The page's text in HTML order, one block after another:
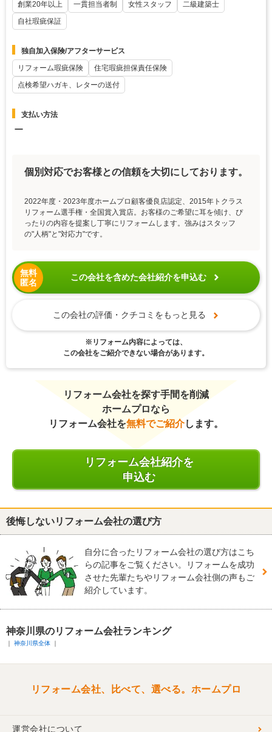
創業20年以上
一貫担当者制 女性スタッフ
二級建築士
自社瑕疵保証
独自加入保険/アフターサービス
リフォーム瑕疵保険
住宅瑕疵担保責任保険
点検希望ハガキ、レターの送付
支払い方法
ー
個別対応でお客様との信頼を大切にしております。
2022年度・2023年度ホームプロ顧客優良店認定、2015年トクラス
リフォーム選手権・全国賞入賞店。お客様のご希望に耳を傾け、ぴ
ったりの内容を提案し丁寧にリフォームします。強みはスタッフ
の"人柄"と"対応力"です。
無料
匿名
この会社を含めた会社紹介を申込む
この会社の評価・クチコミをもっと見る
※リフォーム内容によっては、
この会社をご紹介できない場合があります。
リフォーム会社を探す手間を削減
ホームプロなら
リフォーム会社を無料でご紹介します。
リフォーム会社紹介を
申込む
後悔しないリフォーム会社の選び方
自分に合ったリフォーム会社の選び方はこち
らの記事をご覧ください。リフォームを成功
させた先輩たちやリフォーム会社側の声もご
紹介しています。
神奈川県のリフォーム会社ランキング
神奈川県全体
リフォーム会社、比べて、選べる。ホームプロ
運営会社について